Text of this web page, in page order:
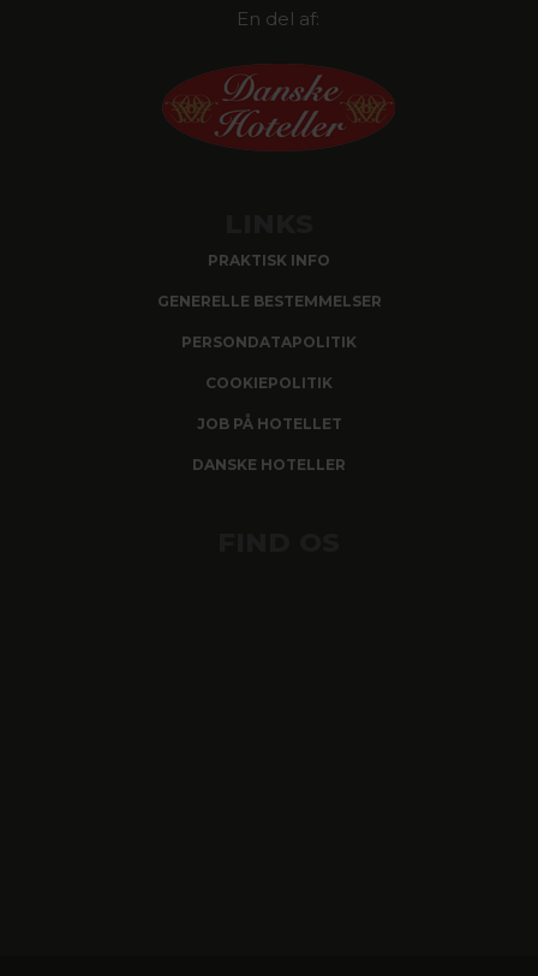
En del af:
PRAKTISK INFO
GENERELLE BESTEMMELSER
PERSONDATAPOLITIK
COOKIEPOLITIK
JOB PÅ HOTELLET
DANSKE HOTELLER